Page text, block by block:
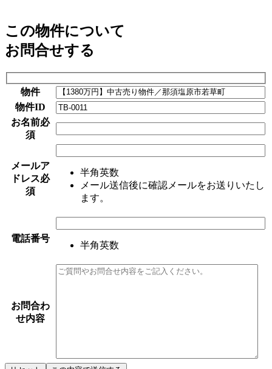
この物件について
お問合せする
物件
物件ID
お名前必
須
メールア
ドレス必
須
半角英数
メール送信後に確認メールをお送りいたし
ます。
電話番号
半角英数
お問合わ
せ内容